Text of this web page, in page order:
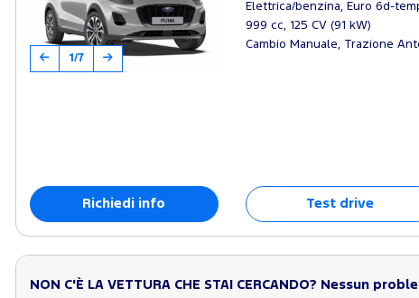
1/7
Elettrica/benzina, Euro 6d-
999 cc, 125 CV (91 kW)
Cambio Manuale, Trazione
Richiedi info Test drive
NON C'È LA VETTURA CHE STAI CERCANDO? Nessun